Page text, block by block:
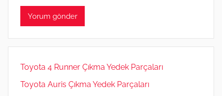
Toyota 4 Runner Çıkma Yedek Parçaları
Toyota Auris Çıkma Yedek Parçaları